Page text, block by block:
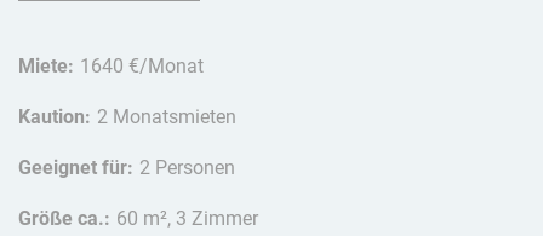
Miete: 1640 €/Monat
Kaution: 2 Monatsmieten
Geeignet für: 2 Personen
Größe ca.: 60 m², 3 Zimmer